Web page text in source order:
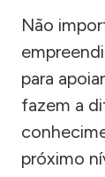
Não
para
fazem a
próximo